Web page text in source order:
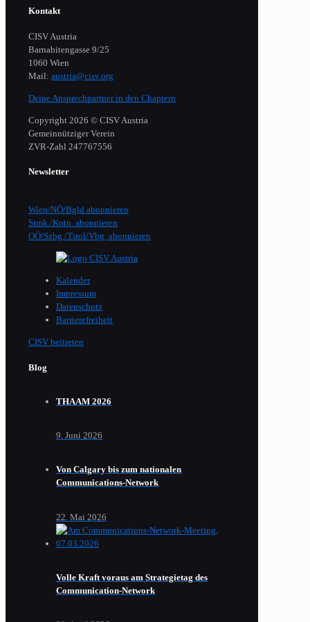
Kontakt
CISV Austria
Barnabitengasse 9/25
1060 Wien
Mail: austria@cisv.org
Deine Ansprechpartner in den Chaptern
Copyright 2026 © CISV Austria
Gemeinnütziger Verein
​ZVR-Zahl 247767556
Newsletter
Wien/NÖ/Bgld abonnieren
Stmk./Kntn. abonnieren
OÖ/Szbg./Tirol/Vbg. abonnieren
Kalender
Impressum
Datenschutz
Barrierefreiheit
CISV beitreten
Blog
THAAM 2026
9. Juni 2026
Von Calgary bis zum nationalen
Communications-Network
22. Mai 2026
Volle Kraft voraus am Strategietag des
Communication-Network